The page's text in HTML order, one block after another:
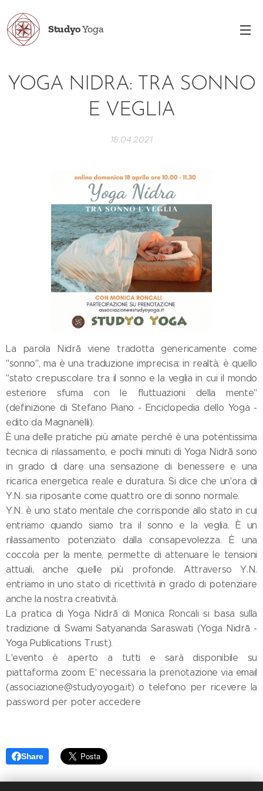
StudyoYoga
YOGA NIDRA: TRA SONNO
E VEGLIA
18.04.2021
La parola Nidrā viene tradotta genericamente come
"sonno", ma è una traduzione imprecisa: in realtà, è quello
"stato crepuscolare tra il sonno e la veglia in cui il mondo
esteriore sfuma con le fluttuazioni della mente"
(definizione di Stefano Piano - Enciclopedia dello Yoga -
edito da Magnanelli).
È una delle pratiche più amate perché è una potentissima
tecnica di rilassamento, e pochi minuti di Yoga Nidrā sono
in grado di dare una sensazione di benessere e una
ricarica energetica reale e duratura. Si dice che un'ora di
Y.N. sia riposante come quattro ore di sonno normale.
Y.N. è uno stato mentale che corrisponde allo stato in cui
entriamo quando siamo tra il sonno e la veglia. È un
rilassamento potenziato dalla consapevolezza. È una
coccola per la mente, permette di attenuare le tensioni
attuali, anche quelle più profonde. Attraverso Y.N.
entriamo in uno stato di ricettività in grado di potenziare
anche la nostra creatività.
La pratica di Yoga Nidrā di Monica Roncali si basa sulla
tradizione di Swami Satyananda Saraswati (Yoga Nidrā -
Yoga Publications Trust).
L'evento è aperto a tutti e sarà disponibile su
piattaforma zoom. E' necessaria la prenotazione via email
(associazione@studyoyoga.it) o telefono per ricevere la
password per poter accedere
Share